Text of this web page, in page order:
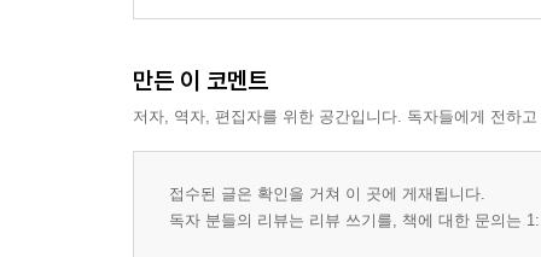
만든 이 코멘트
저자, 역자, 편집자를 위한 공간입니다. 독자들에게 전하
접수된 글은 확인을 거쳐 이 곳에 게재됩니다.
독자 분들의 리뷰는 리뷰 쓰기를, 책에 대한 문의는